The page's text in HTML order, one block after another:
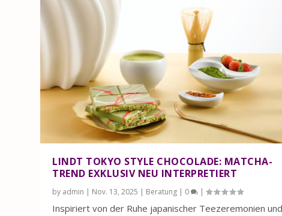
LINDT TOKYO STYLE CHOCOLADE: MATCHA-
TREND EXKLUSIV NEU INTERPRETIERT
by admin | Nov. 13, 2025 | Beratung | 0 |
Inspiriert von der Ruhe japanischer Teezeremonien und